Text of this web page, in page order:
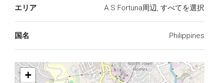
エリア A.S Fortuna周辺, すべてを選択
国名 Philippines
+